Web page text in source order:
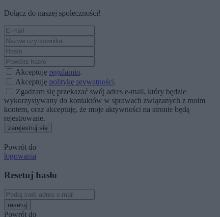
Dołącz do naszej społeczności!
Akceptuję regulamin.
Akceptuję politykę prywatności.
Zgadzam się przekazać swój adres e-mail, który będzie
wykorzystywany do kontaktów w sprawach związanych z moim
kontem, oraz akceptuję, że moje aktywności na stronie będą
rejestrowane.
zarejestruj się
Powrót do
logowania
Resetuj hasło
resetuj
Powrót do